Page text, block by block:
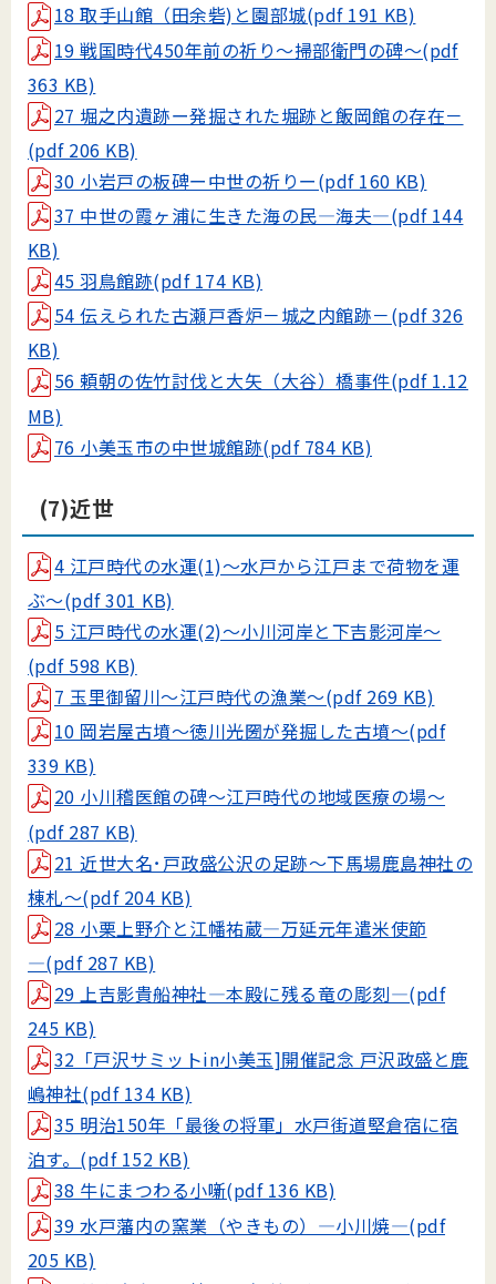
18 取手山館（田余砦)と園部城(pdf 191 KB)
19 戦国時代450年前の祈り～掃部衛門の碑～(pdf
363 KB)
27 堀之内遺跡ー発掘された堀跡と飯岡館の存在－
(pdf 206 KB)
30 小岩戸の板碑ー中世の祈りー(pdf 160 KB)
37 中世の霞ヶ浦に生きた海の民―海夫―(pdf 144
KB)
45 羽鳥館跡(pdf 174 KB)
54 伝えられた古瀬戸香炉－城之内館跡－(pdf 326
KB)
56 頼朝の佐竹討伐と大矢（大谷）橋事件(pdf 1.12
MB)
76 小美玉市の中世城館跡(pdf 784 KB)
(7)近世
4 江戸時代の水運(1)～水戸から江戸まで荷物を運
ぶ～(pdf 301 KB)
5 江戸時代の水運(2)～小川河岸と下吉影河岸～
(pdf 598 KB)
7 玉里御留川～江戸時代の漁業～(pdf 269 KB)
10 岡岩屋古墳～徳川光圀が発掘した古墳～(pdf
339 KB)
20 小川稽医館の碑～江戸時代の地域医療の場～
(pdf 287 KB)
21 近世大名･戸政盛公沢の足跡～下馬場鹿島神社の
棟札～(pdf 204 KB)
28 小栗上野介と江幡祐蔵―万延元年遣米使節
―(pdf 287 KB)
29 上吉影貴船神社―本殿に残る竜の彫刻―(pdf
245 KB)
32「戸沢サミットin小美玉]開催記念 戸沢政盛と鹿
嶋神社(pdf 134 KB)
35 明治150年「最後の将軍」水戸街道堅倉宿に宿
泊す。(pdf 152 KB)
38 牛にまつわる小噺(pdf 136 KB)
39 水戸藩内の窯業（やきもの）―小川焼―(pdf
205 KB)